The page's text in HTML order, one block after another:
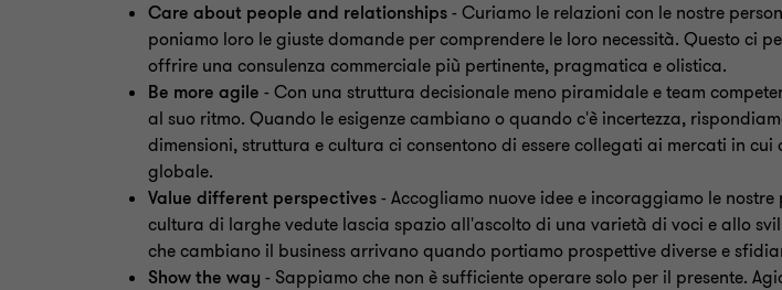
Care about people and relationships- Curiamo le relazioni con le nostre
poniamo loro legiuste domande per comprendere le loro necessità. Questo ci
offrire una consulenza commerciale più pertinente, pragmatica e olistica.
Be more agile - Con una struttura decisionale meno piramidale e team
al suo ritmo. Quando le esigenze cambiano o quando c'è incertezza,
dimensioni, struttura e cultura ci consentono di essere collegati ai mercati in cui
globale.
Value different perspectives- Accogliamo nuove idee e incoraggiamo le
cultura di larghe vedute lascia spazio all'ascolto di una varietà di voci e allo
che cambiano il business arrivano quando portiamo prospettive diverse e
Show the way - Sappiamo che non è sufficiente operare solo per il presente.